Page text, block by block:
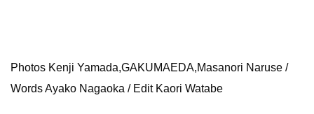
Photos Kenji Yamada,GAKUMAEDA,Masanori Naruse /
Words Ayako Nagaoka / Edit Kaori Watabe